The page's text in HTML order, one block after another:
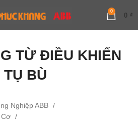
0
0 ₫
TỪ ĐIỀU KHIỂN
TỤ BÙ
Nghiệp ABB